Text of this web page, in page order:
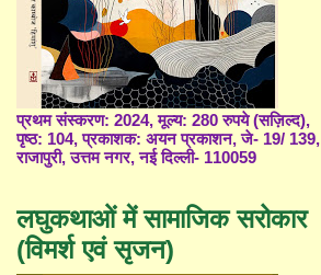
प्रथम संस्करण: 2024, मूल्य: 280 रुपये (सज़िल्द),
पृष्ठ: 104, प्रकाशक: अयन प्रकाशन, जे- 19/ 139,
राजापुरी, उत्तम नगर, नई दिल्ली- 110059
लघुकथाओं में सामाजिक सरोकार
(विमर्श एवं सृजन)